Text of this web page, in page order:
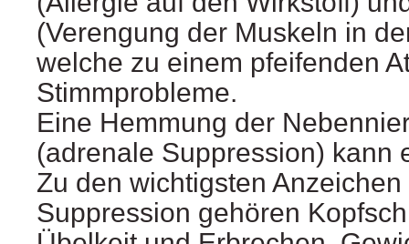
(Verengung der Muskeln in
welche zu einem pfeifenden
Stimmprobleme.
Eine Hemmung der
(adrenale Suppression) kann
Zu den wichtigsten
Suppression gehören